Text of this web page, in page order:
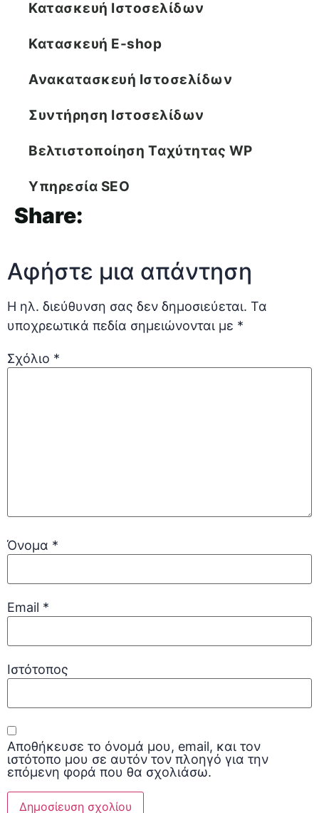
Κατασκευή Ιστοσελίδων
Κατασκευή E-shop
Ανακατασκευή Ιστοσελίδων
Συντήρηση Ιστοσελίδων
Βελτιστοποίηση Tαχύτητας WP
Υπηρεσία SEO
Share:
Αφήστε μια απάντηση
Η ηλ. διεύθυνση σας δεν δημοσιεύεται. Τα
υποχρεωτικά πεδία σημειώνονται με *
Σχόλιο *
Όνομα *
Email *
Ιστότοπος
Αποθήκευσε το όνομά μου, email, και τον
ιστότοπο μου σε αυτόν τον πλοηγό για την
επόμενη φορά που θα σχολιάσω.